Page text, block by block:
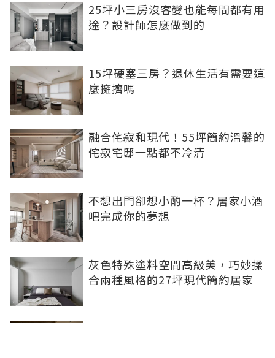
25坪小三房沒客變也能每間都有用
途？設計師怎麼做到的
15坪硬塞三房？退休生活有需要這
麼擁擠嗎
融合侘寂和現代！55坪簡約溫馨的
侘寂宅邸一點都不冷清
不想出門卻想小酌一杯？居家小酒
吧完成你的夢想
灰色特殊塗料空間高級美，巧妙揉
合兩種風格的27坪現代簡約居家